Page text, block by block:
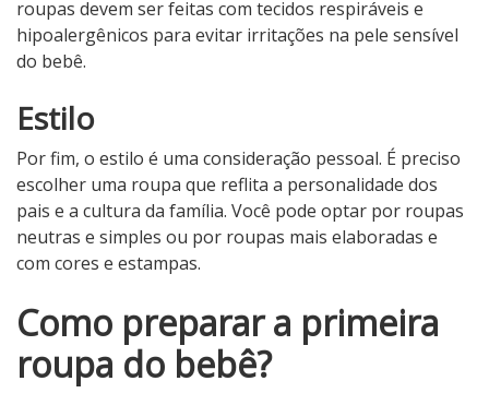
roupas devem ser feitas com tecidos respiráveis ​​e
hipoalergênicos para evitar irritações na pele sensível
do bebê.
Estilo
Por fim, o estilo é uma consideração pessoal. É preciso
escolher uma roupa que reflita a personalidade dos
pais e a cultura da família. Você pode optar por roupas
neutras e simples ou por roupas mais elaboradas e
com cores e estampas.
Como preparar a primeira
roupa do bebê?